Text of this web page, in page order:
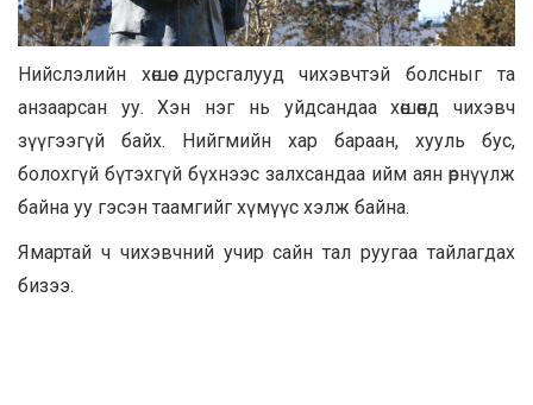
Нийслэлийн хөшөө дурсгалууд чихэвчтэй болсныг та
анзаарсан уу. Хэн нэг нь уйдсандаа хөшөөнд чихэвч
зүүгээгүй байх. Нийгмийн хар бараан, хууль бус,
болохгүй бүтэхгүй бүхнээс залхсандаа ийм аян өрнүүлж
байна уу гэсэн таамгийг хүмүүс хэлж байна.
Ямартай ч чихэвчний учир сайн тал руугаа тайлагдах
бизээ.